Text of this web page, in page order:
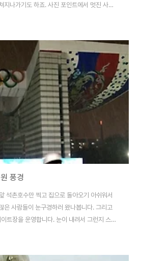
지나가기도 하죠. 사진 포인트에서 멋진 사진
렌즈가 필요합니다. 동네주민이다보니 몽촌토
었습니다. 봄, 여름, 가을, 겨울 그리고 요즘에
화각에서 쭈욱 왕따나무를 담아보고 있습니
파노라마 형태로 구성 할 수 있을듯^^ 사진
고 어떻게 찍고 어떤 카메라 장비를 쓰는지 중
은 내..
풍경
석촌호수만 찍고 집으로 돌아오기 아쉬워서
은 사람들이 눈구경하러 왔나봅니다. 그리고
트장을 운영합니다. 눈이 내려서 그런지 스케
게 .. 눈오는 주말을 보내고 있습니다. 다시 집
운 눈사람이 웃고 있습니다. 눈내리는 풍경에